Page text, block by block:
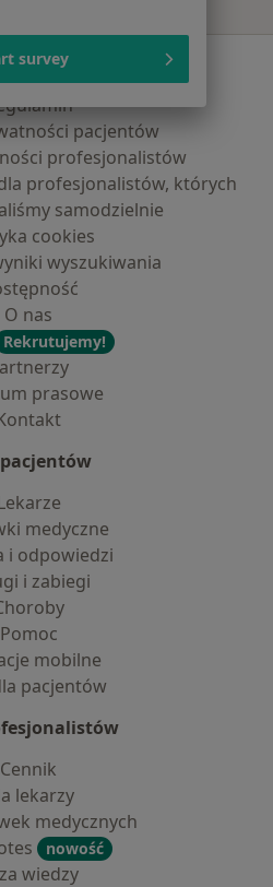
Serwis
pacjentów
profesjonalistów
profesjonalistów, których
samodzielnie
cookies
wyszukiwania
O nas
Rekrutujemy!
prasowe
medyczne
i odpowiedzi
i zabiegi
Pomoc
mobilne
pacjentów
Cennik
lekarzy
medycznych
nowość
wiedzy
survey